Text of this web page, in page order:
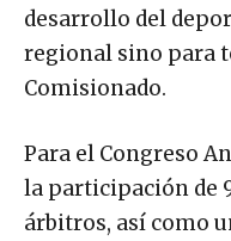
desarrollo del
regional sino para
Comisionado.
Para el Congreso
la participación de
árbitros, así como